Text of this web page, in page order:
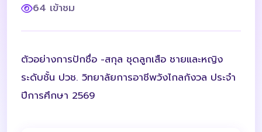
64 เข้าชม
ตัวอย่างการปักชื่อ -สกุล ชุดลูกเสือ ชายและหญิง
ระดับชั้น ปวช. วิทยาลัยการอาชีพวังไกลกังวล ประจำ
ปีการศึกษา 2569